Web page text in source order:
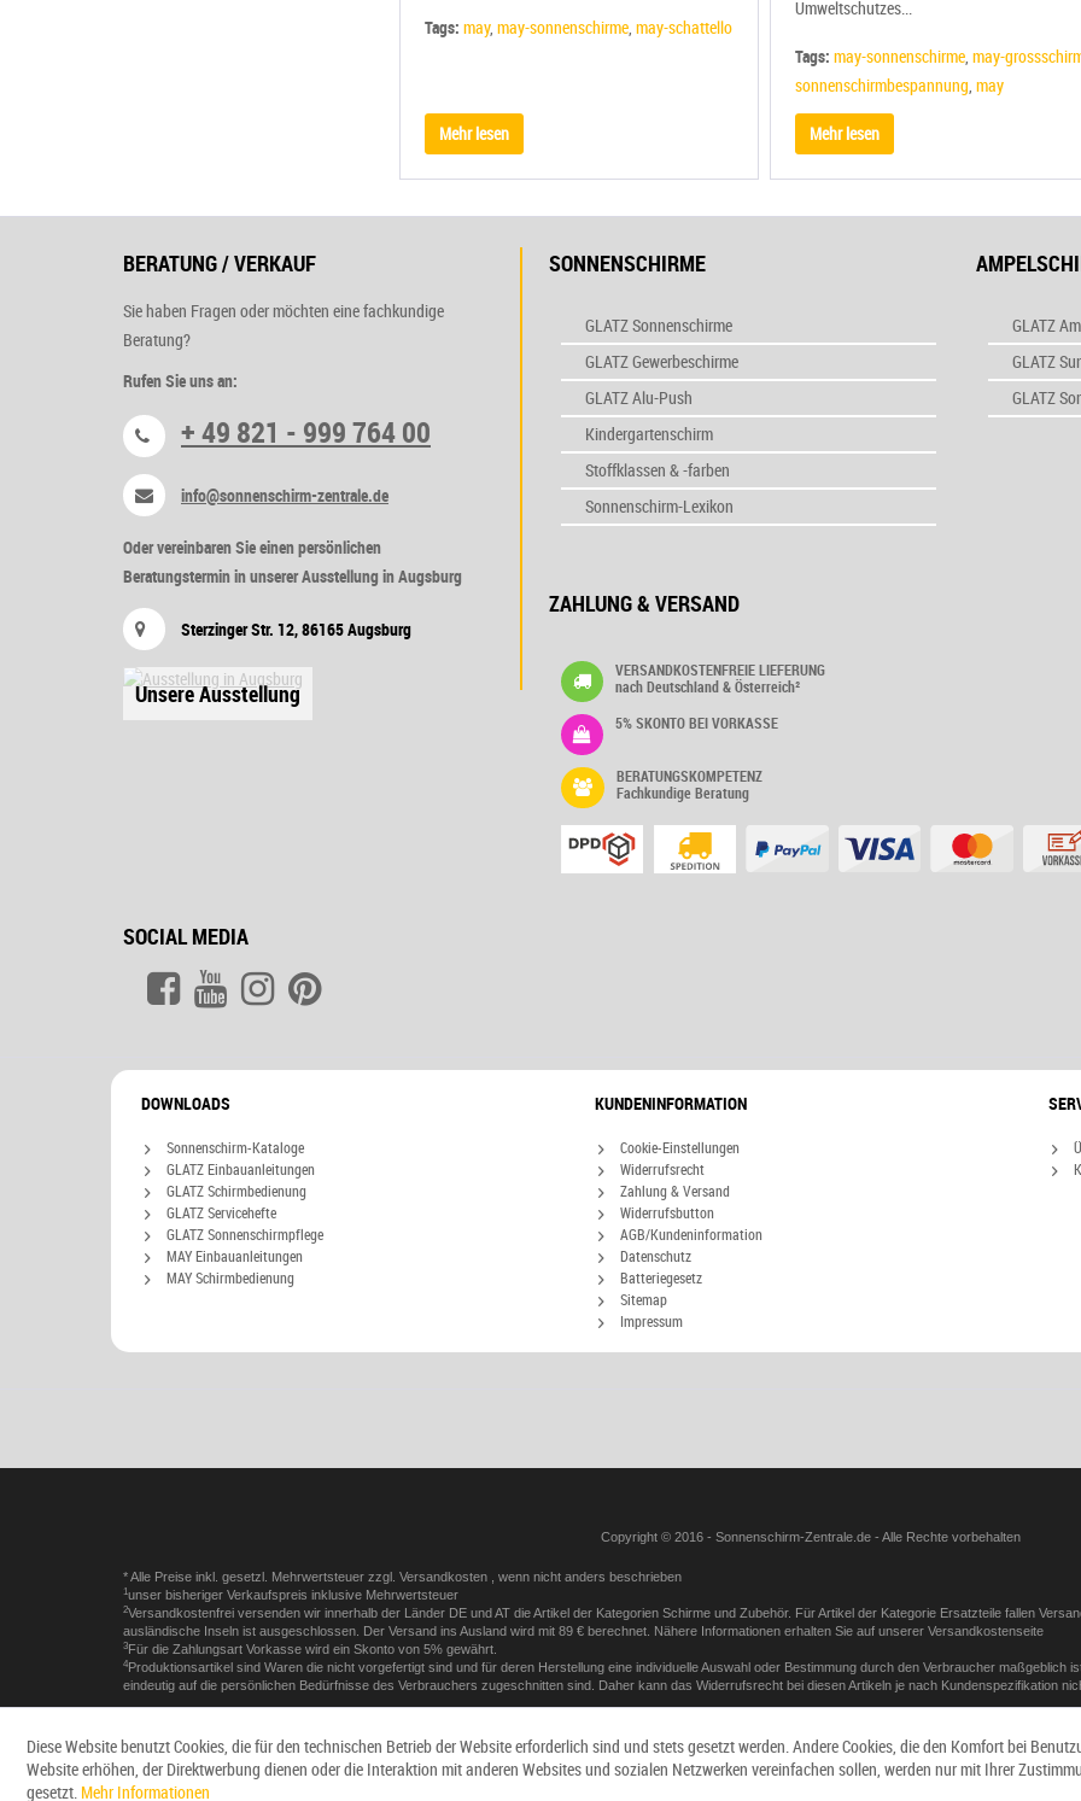
Tags: may,may-sonnenschirme,may-schattello
Mehr lesen
Umweltschutzes...
Tags: may-sonnenschirme,may-
sonnenschirmbespannung,may
Mehr lesen
BERATUNG / VERKAUF
Sie haben Fragen oder möchten eine fachkundige
Beratung?
Rufen Sie uns an:
+ 49 821 - 999 764 00
info@sonnenschirm-zentrale.de
Oder vereinbaren Sie einen persönlichen
Beratungstermin in unserer Ausstellung in Augsburg
Sterzinger Str. 12, 86165 Augsburg
Unsere Ausstellung
SONNENSCHIRME
GLATZ Sonnenschirme
GLATZ Gewerbeschirme
GLATZ Alu-Push
Kindergartenschirm
Stoffklassen & -farben
Sonnenschirm-Lexikon
GLATZ
GLATZ
GLATZ
ZAHLUNG & VERSAND
VERSANDKOSTENFREIE LIEFERUNG
nach Deutschland & Österreich²
5% SKONTO BEI VORKASSE
BERATUNGSKOMPETENZ
Fachkundige Beratung
SOCIAL MEDIA
DOWNLOADS
Sonnenschirm-Kataloge
GLATZ Einbauanleitungen
GLATZ Schirmbedienung
GLATZ Servicehefte
GLATZ Sonnenschirmpflege
MAY Einbauanleitungen
MAY Schirmbedienung
KUNDENINFORMATION
Cookie-Einstellungen
Widerrufsrecht
Zahlung & Versand
Widerrufsbutton
AGB/Kundeninformation
Datenschutz
Batteriegesetz
Sitemap
Impressum
Copyright © 2016 - Sonnenschirm-Zentrale.de - Alle Rechte vorbehalten
* Alle Preise inkl. gesetzl. Mehrwertsteuer zzgl. Versandkosten , wenn nicht anders beschrieben
1unser bisheriger Verkaufspreis inklusive Mehrwertsteuer
2Versandkostenfrei versenden wir innerhalb der Länder DE und AT die Artikel der Kategorien Schirme und Zubehör. Für Artikel der Kategorie Ersatzteile fallen
ausländische Inseln ist ausgeschlossen. Der Versand ins Ausland wird mit 89 € berechnet. Nähere Informationen erhalten Sie auf unserer Versandkostenseite
3Für die Zahlungsart Vorkasse wird ein Skonto von 5% gewährt.
4Produktionsartikel sind Waren die nicht vorgefertigt sind und für deren Herstellung eine individuelle Auswahl oder Bestimmung durch den Verbraucher maßgeblich
eindeutig auf die persönlichen Bedürfnisse des Verbrauchers zugeschnitten sind. Daher kann das Widerrufsrecht bei diesen Artikeln je nach Kundenspezifikation
Diese Website benutzt Cookies, die für den technischen Betrieb der Website erforderlich sind und stets gesetzt werden. Andere Cookies, die den Komfort bei
Website erhöhen, der Direktwerbung dienen oder die Interaktion mit anderen Websites und sozialen Netzwerken vereinfachen sollen, werden nur mit Ihrer
gesetzt. Mehr Informationen